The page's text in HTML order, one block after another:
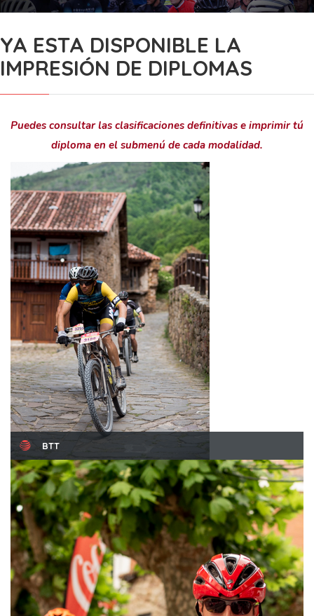
YA ESTA DISPONIBLE LA
IMPRESIÓN DE DIPLOMAS
Puedes consultar las clasificaciones definitivas e imprimir tú
diploma en el submenú de cada modalidad.
BTT
Sábado 23 de mayo de 2026Read More